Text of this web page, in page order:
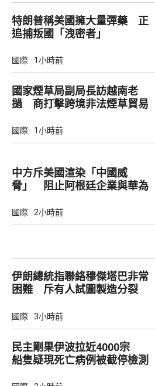
特朗普稱美國擁大量彈藥 正
追捕叛國「洩密者」
國際 1小時前
國家煙草局副局長訪越南老
撾 商打擊跨境非法煙草貿易
國際 1小時前
中方斥美國渲染「中國威
脅」 阻止阿根廷企業與華為
國際 2小時前
伊朗總統指聯絡穆傑塔巴非常
困難 斥有人試圖製造分裂
國際 3小時前
民主剛果伊波拉近4000宗
船隻疑現死亡病例被截停檢測